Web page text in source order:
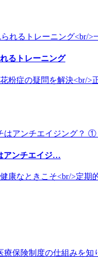
るトレーニング
アンチエイジ…